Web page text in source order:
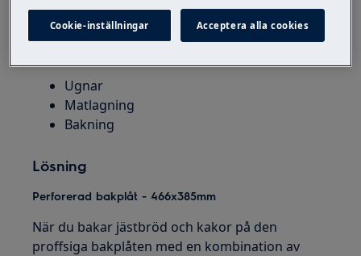
Ugnar
Matlagning
Bakning
Lösning
Perforerad bakplåt - 466x385mm
När du bakar jästbröd och kakor på den
proffsiga bakplåten med en kombination av
Cookie-inställningar Acceptera alla cookies